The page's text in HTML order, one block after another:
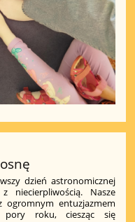
dzień astronomicznej
niecierpliwością. Nasze
ogromnym entuzjazmem
pory roku, ciesząc się